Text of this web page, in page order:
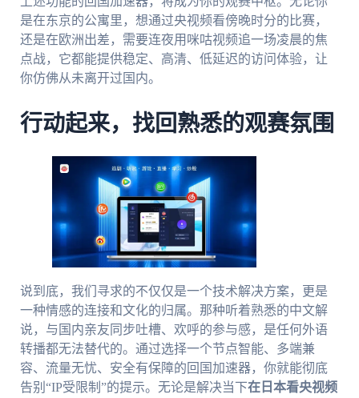
是在东京的公寓里，想通过央视频看傍晚时分的比赛，
还是在欧洲出差，需要连夜用咪咕视频追一场凌晨的焦
点战，它都能提供稳定、高清、低延迟的访问体验，让
你仿佛从未离开过国内。
行动起来，找回熟悉的观赛氛围
说到底，我们寻求的不仅仅是一个技术解决方案，更是
一种情感的连接和文化的归属。那种听着熟悉的中文解
说，与国内亲友同步吐槽、欢呼的参与感，是任何外语
转播都无法替代的。通过选择一个节点智能、多端兼
容、流量无忧、安全有保障的回国加速器，你就能彻底
告别“IP受限制”的提示。无论是解决当下在日本看央视频